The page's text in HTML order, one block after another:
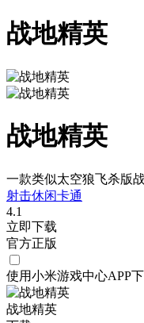
战地精英
战地精英
一款类似太空狼飞杀版
射击休闲卡通
4.1
立即下载
官方正版
使用小米游戏中心APP
战地精英